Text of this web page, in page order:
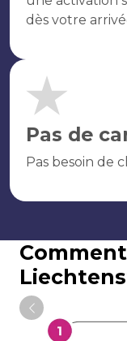
dès votre
Pas de
Pas besoin de